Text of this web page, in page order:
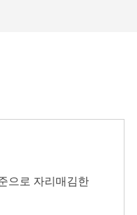
으로 자리매김한